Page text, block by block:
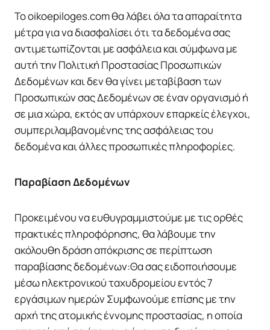
To oikoepiloges.com θα λάβει όλα τα απαραίτητα
μέτρα για να διασφαλίσει ότι τα δεδομένα σας
αντιμετωπίζονται με ασφάλεια και σύμφωνα με
αυτή την Πολιτική Προστασίας Προσωπικών
Δεδομένων και δεν θα γίνει μεταβίβαση των
Προσωπικών σας Δεδομένων σε έναν οργανισμό ή
σε μια χώρα, εκτός αν υπάρχουν επαρκείς έλεγχοι,
συμπεριλαμβανομένης της ασφάλειας του
δεδομένα και άλλες προσωπικές πληροφορίες.
Παραβίαση Δεδομένων
Προκειμένου να ευθυγραμμιστούμε με τις ορθές
πρακτικές πληροφόρησης, θα λάβουμε την
ακόλουθη δράση απόκρισης σε περίπτωση
παραβίασης δεδομένων:Θα σας ειδοποιήσουμε
μέσω ηλεκτρονικού ταχυδρομείου εντός 7
εργάσιμων ημερών Συμφωνούμε επίσης με την
αρχή της ατομικής έννομης προστασίας, η οποία